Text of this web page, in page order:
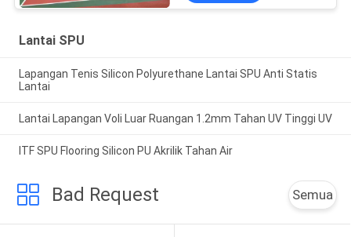
Lantai SPU
Lapangan Tenis Silicon Polyurethane Lantai SPU Anti Statis
Lantai
Lantai Lapangan Voli Luar Ruangan 1.2mm Tahan UV Tinggi UV
ITF SPU Flooring Silicon PU Akrilik Tahan Air
Bad Request Semua